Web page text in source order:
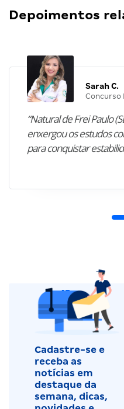
Depoimentos
Sarah C.
Concurso
“Natural de Frei Paulo
enxergou os estudos
para conquistar
Cadastre-se e
receba as
notícias em
destaque da
semana, dicas,